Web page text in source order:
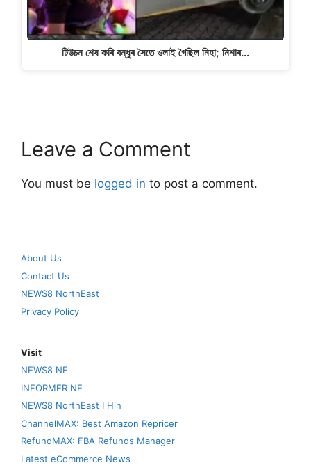
টিউচন শেষ কৰি বন্ধুৰ সৈতে ওলাই গৈছিল নিহা; নিশাৰ…
Leave a Comment
You must be logged in to post a comment.
About Us
Contact Us
NEWS8 NorthEast
Privacy Policy
Visit
NEWS8 NE
INFORMER NE
NEWS8 NorthEast I Hin
ChannelMAX: Best Amazon Repricer
RefundMAX: FBA Refunds Manager
Latest eCommerce News